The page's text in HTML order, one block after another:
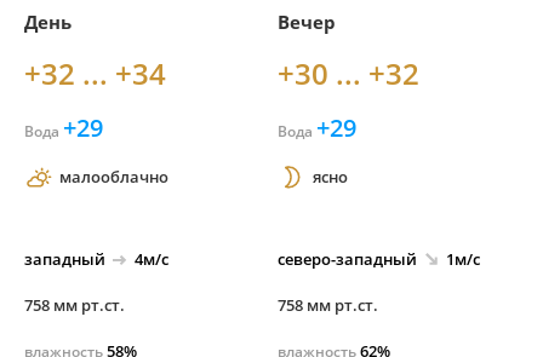
День
+32 ... +34
Вода +29
малооблачно
западный 4м/с
758 мм рт.ст.
влажность58%
Вечер
+30 ... +32
Вода +29
ясно
северо-западный 1м/с
758 мм рт.ст.
влажность62%